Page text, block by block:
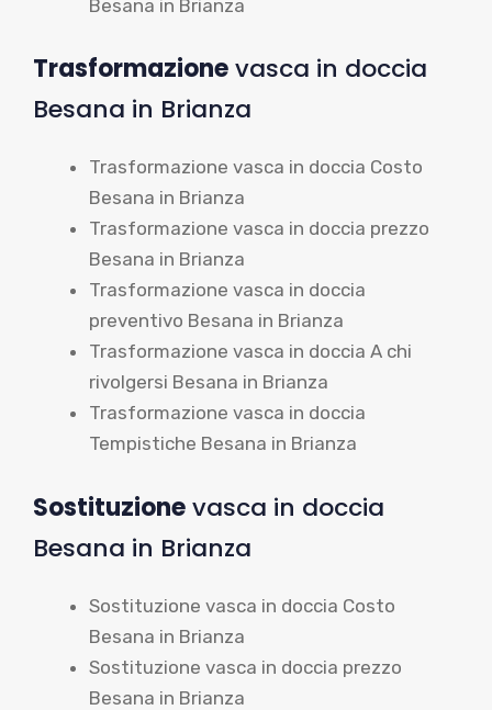
Besana in Brianza
Trasformazionevasca in doccia
Besana in Brianza
Trasformazione vasca in doccia Costo
Besana in Brianza
Trasformazione vasca in doccia prezzo
Besana in Brianza
Trasformazione vasca in doccia
preventivo Besana in Brianza
Trasformazione vasca in doccia A chi
rivolgersi Besana in Brianza
Trasformazione vasca in doccia
Tempistiche Besana in Brianza
Sostituzionevasca in doccia
Besana in Brianza
Sostituzione vasca in doccia Costo
Besana in Brianza
Sostituzione vasca in doccia prezzo
Besana in Brianza